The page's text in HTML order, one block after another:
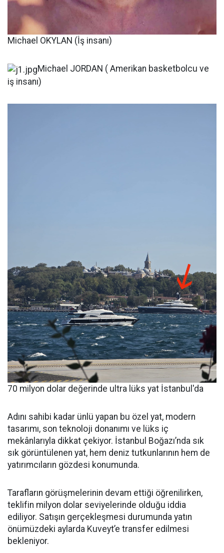
Michael OKYLAN (İş insanı)
Michael JORDAN ( Amerikan basketbolcu ve
iş insanı)
70 milyon dolar değerinde ultra lüks yat İstanbul'da
Adını sahibi kadar ünlü yapan bu özel yat, modern
tasarımı, son teknoloji donanımı ve lüks iç
mekânlarıyla dikkat çekiyor. İstanbul Boğazı’nda sık
sık görüntülenen yat, hem deniz tutkunlarının hem de
yatırımcıların gözdesi konumunda.
Tarafların görüşmelerinin devam ettiği öğrenilirken,
teklifin milyon dolar seviyelerinde olduğu iddia
ediliyor. Satışın gerçekleşmesi durumunda yatın
önümüzdeki aylarda Kuveyt’e transfer edilmesi
bekleniyor.